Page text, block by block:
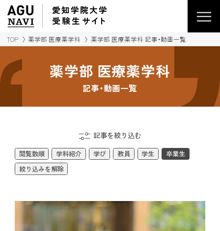
愛知学院大学
受験生 サイ ト
TOP 薬学部 医療薬学科 薬学部 医療薬学科 記事・動画一覧
薬学部 医療薬学科
記事・動画一覧
記事を絞り込む
閲覧数順 学科紹介 学び 教員 学生
卒業生
絞り込みを解除